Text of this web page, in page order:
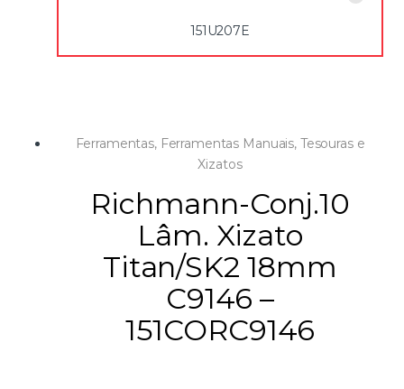
151U207E
Ferramentas, Ferramentas Manuais, Tesouras e
Xizatos
Richmann-Conj.10
Lâm. Xizato
Titan/SK2 18mm
C9146 –
151CORC9146